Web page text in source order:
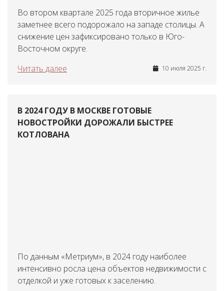
Во втором квартале 2025 года вторичное жилье
заметнее всего подорожало на западе столицы. А
снижение цен зафиксировано только в Юго-
Восточном округе.
Читать далее
10 июля 2025 г.
В 2024 ГОДУ В МОСКВЕ ГОТОВЫЕ
НОВОСТРОЙКИ ДОРОЖАЛИ БЫСТРЕЕ
КОТЛОВАНА
По данным «Метриум», в 2024 году наиболее
интенсивно росла цена объектов недвижимости с
отделкой и уже готовых к заселению.